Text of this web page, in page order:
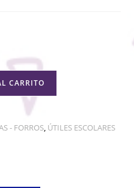
CARRITO
- FORROS, ÚTILES ESCOLARES